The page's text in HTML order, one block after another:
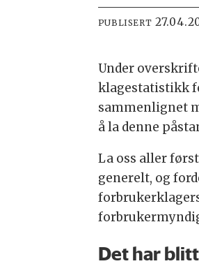
PUBLISERT
Under
klagestatistikk
sammenlignet
å la denne
La oss aller
generelt, og
Det har